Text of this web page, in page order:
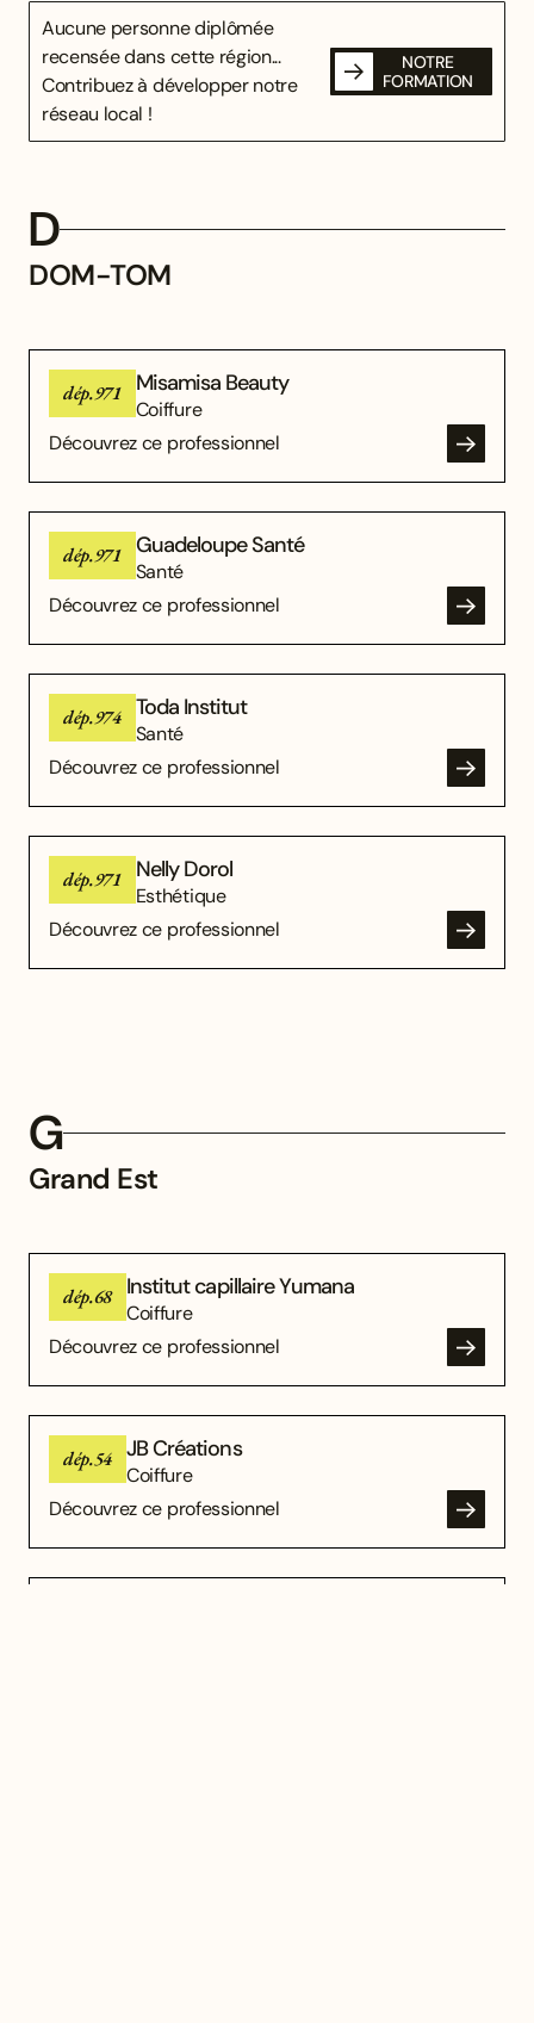
Aucune personne diplômée
recensée dans cette région...
Contribuez à développer notre
réseau local !
NOTRE
FORMATION
D
DOM-TOM
dép.971 Misamisa Beauty
Coiffure
Découvrez ce professionnel
dép.971 Guadeloupe Santé
Santé
Découvrez ce professionnel
dép.974 Toda Institut
Santé
Découvrez ce professionnel
dép.971 Nelly Dorol
Esthétique
Découvrez ce professionnel
G
Grand Est
dép.68 Institut capillaire Yumana
Coiffure
Découvrez ce professionnel
dép.54 JB Créations
Coiffure
Découvrez ce professionnel